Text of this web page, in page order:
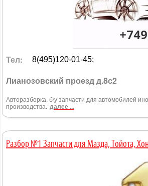
Тел: 8(495)120-01-45;
Лианозовский проезд д.8с2
Авторазборка, б\у запчасти для автомобилей
производства. далее ...
Разбор №1 Запчасти для Мазда, Тойота,